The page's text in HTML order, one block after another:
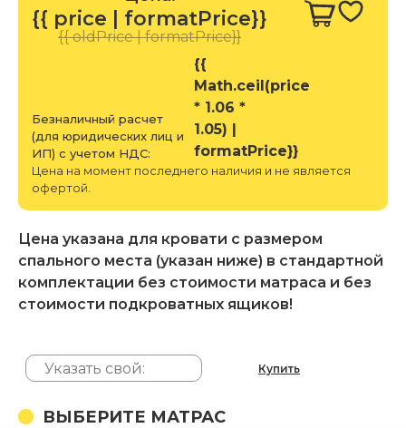
{{ price | formatPrice}}
{{ oldPrice | formatPrice}}
Безналичный расчет
(для юридических лиц и
ИП) с учетом НДС:
{{
Math.ceil(price
* 1.06 *
1.05) |
formatPrice}}
Цена на момент последнего наличия и не является
офертой.
Цена указана для кровати с размером
спального места (указан ниже) в стандартной
комплектации без стоимости матраса и без
стоимости подкроватных ящиков!
Купить
ВЫБЕРИТЕ МАТРАС